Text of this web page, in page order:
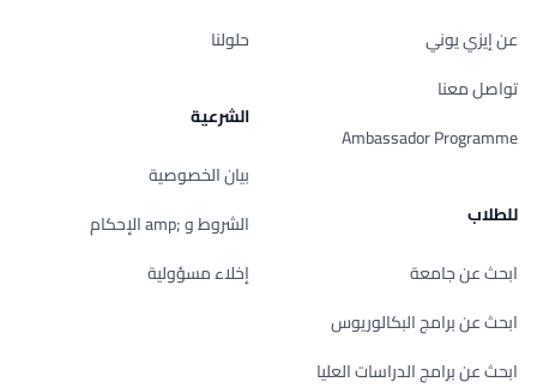
عن إيزي يوني
تواصل معنا
Ambassador Programme
للطلاب
ابحث عن جامعة
ابحث عن برامج البكالوريوس
ابحث عن برامج الدراسات العليا
حلولنا
الشرعية
بيان الخصوصية
الشروط و ;amp الإحكام
إخلاء مسؤولية